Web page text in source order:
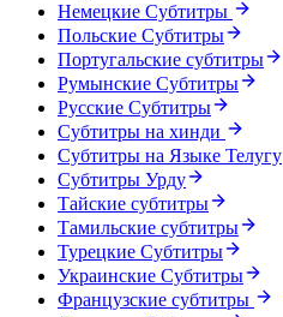
Немецкие Субтитры
Польские Субтитры
Португальские субтитры
Румынские Субтитры
Русские Субтитры
Субтитры на хинди
Субтитры на Языке Телугу
Субтитры Урду
Тайские субтитры
Тамильские субтитры
Турецкие Субтитры
Украинские Субтитры
Французские субтитры